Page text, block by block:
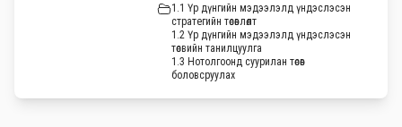
1.1 Үр дүнгийн мэдээлэлд үндэслэсэн
стратегийн төсөвлөлт
1.2 Үр дүнгийн мэдээлэлд үндэслэсэн
төсвийн танилцуулга
1.3 Нотолгоонд суурилан төсөв
боловсруулах